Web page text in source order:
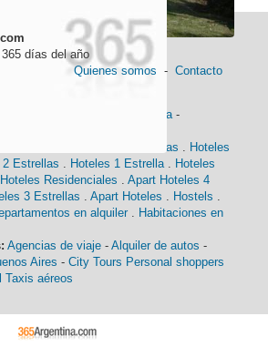
días del año
Quienes somos - Contacto
Historia-
Hoteles 4 Estrellas . Hoteles
2 Estrellas . Hoteles 1 Estrella. Hoteles
Hoteles Residenciales . Apart Hoteles 4
3 Estrellas . Apart Hoteles . Hostels .
en alquiler . Habitaciones en
Agencias de viaje - Alquiler de autos -
Aires - City Tours Personal shoppers
Taxis aéreos